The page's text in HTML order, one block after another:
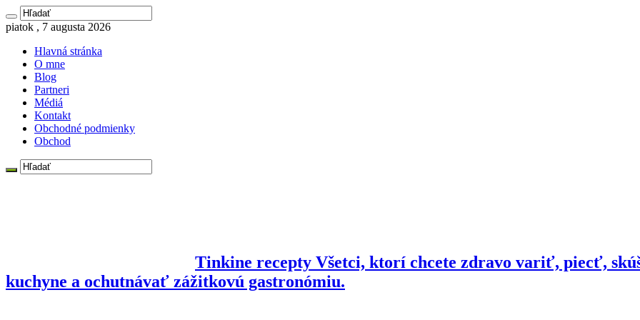
piatok , 7 augusta 2026
Hlavná stránka
O mne
Blog
Partneri
Médiá
Kontakt
Obchodné podmienky
Obchod
Tinkine recepty Všetci, ktorí chcete zdravo variť, piecť,
kuchyne a ochutnávať zážitkovú gastronómiu.